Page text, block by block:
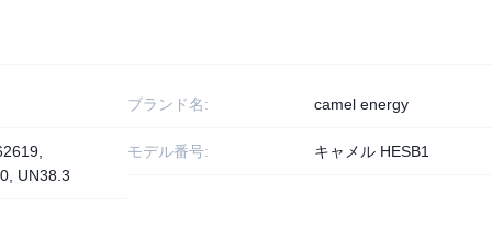
ブランド名: camel energy
UN38.3
モデル番号: キャメル HESB1